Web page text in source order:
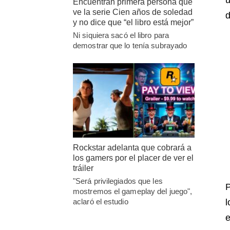
Encuentran primera persona que
ve la serie Cien años de soledad
y no dice que “el libro está mejor”
Ni siquiera sacó el libro para
demostrar que lo tenía subrayado
Rockstar adelanta que cobrará a
los gamers por el placer de ver el
tráiler
"Será privilegiados que les
mostremos el gameplay del juego",
aclaró el estudio